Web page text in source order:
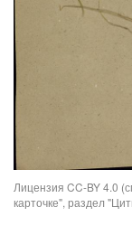
Лицензия CC-BY 4.0
карточке", раздел